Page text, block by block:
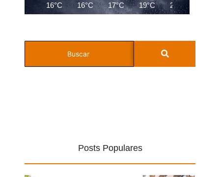
16°C 16°C 17°C 19°C 22°C
Posts Populares